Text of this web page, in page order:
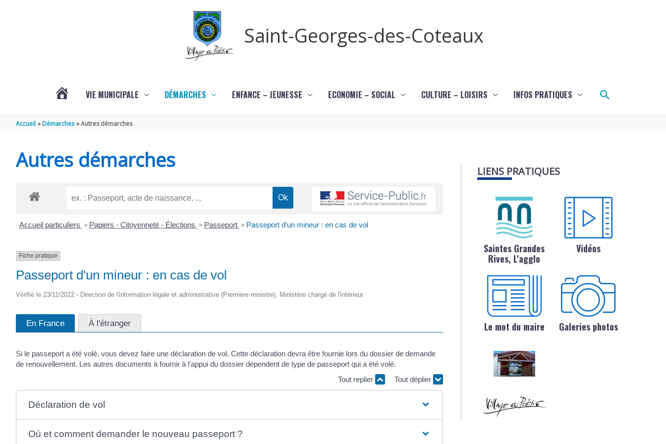
Saint-Georges-des-Coteaux
VIE MUNICIPALE DÉMARCHES ENFANCE – JEUNESSE ECONOMIE – SOCIAL CULTURE – LOISIRS INFOS PRATIQUES Rechercher
Accueil Démarches Autres démarches
Autres démarches
Accueil particuliers > Papiers - Citoyenneté - Élections > Passeport > Passeport d'un mineur : en cas de vol
Fiche pratique
Passeport d'un mineur : en cas de vol
Vérifié le 23/11/2022 - Direction de l'information légale et administrative (Première ministre), Ministère chargé de l'intérieur
En France À l'étranger
Si le passeport a été volé, vous devez faire une déclaration de vol. Cette déclaration devra être fournie lors du dossier de demande
de renouvellement. Les autres documents à fournir à l'appui du dossier dépendent de type de passeport qui a été volé.
Tout replier
Tout déplier
Déclaration de vol
Où et comment demander le nouveau passeport ?
LIENS PRATIQUES
Saintes Grandes
Rives, L'agglo
Vidéos
Le mot du maire Galeries photos